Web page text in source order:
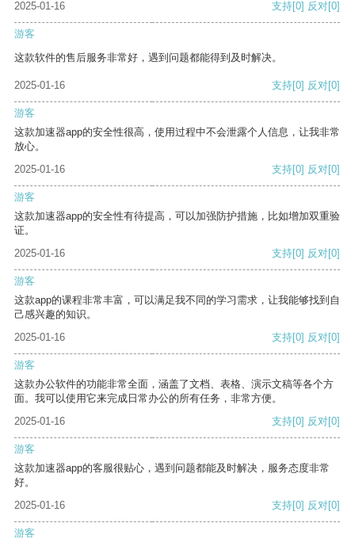
2025-01-16 支持[0] 反对[0]
游客
这款软件的售后服务非常好，遇到问题都能得到及时解决。
2025-01-16 支持[0] 反对[0]
游客
这款加速器app的安全性很高，使用过程中不会泄露个人信息，让我非常
放心。
2025-01-16
支持[0] 反对[0]
游客
这款加速器app的安全性有待提高，可以加强防护措施，比如增加双重验
证。
2025-01-16
支持[0] 反对[0]
游客
这款app的课程非常丰富，可以满足我不同的学习需求，让我能够找到自
己感兴趣的知识。
2025-01-16
支持[0] 反对[0]
游客
这款办公软件的功能非常全面，涵盖了文档、表格、演示文稿等各个方
面。我可以使用它来完成日常办公的所有任务，非常方便。
2025-01-16
支持[0] 反对[0]
游客
这款加速器app的客服很贴心，遇到问题都能及时解决，服务态度非常
好。
2025-01-16
支持[0] 反对[0]
游客